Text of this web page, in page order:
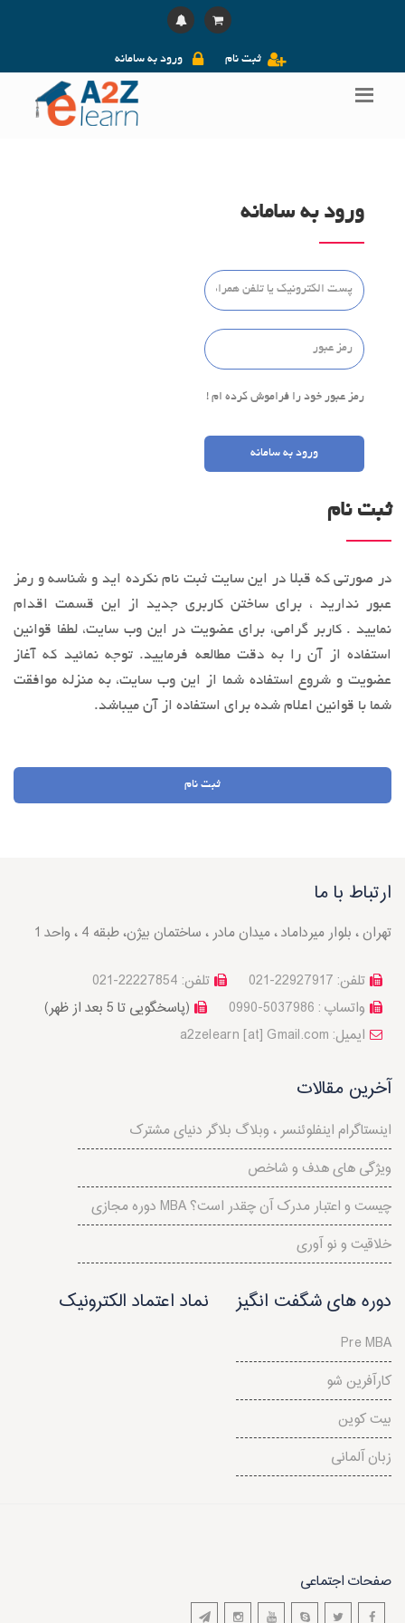
ورود به سامانه ثبت نام
ورود به سامانه
رمز عبور خود را فراموش کرده ام !
ورود به سامانه
ثبت نام
در صورتی که قبلا در این سایت ثبت نام نکرده اید و شناسه و رمز
عبور ندارید ، برای ساختن کاربری جدید از این قسمت اقدام
نمایید . کاربر گرامی، براي عضویت در این وب‌ سایت، لطفا قوانین
استفاده از آن را به‌ دقت مطالعه فرماييد. توجه نمائید كه آغاز
عضويت و شروع استفاده شما از این وب‌ سایت، به منزله موافقت
شما با قوانین اعلام ‌شده برای استفاده از آن میباشد.
ثبت نام
ارتباط با ما
تهران ، بلوار میرداماد ، میدان مادر ، ساختمان بیژن، طبقه 4 ، واحد 1
تلفن: 22227854-021
تلفن: 22927917-021
(پاسخگویی تا 5 بعد از ظهر)
واتساپ : 5037986-0990
a2zelearn [at] Gmail.com :ایمیل
آخرین مقالات
اینستاگرام اینفلوئنسر ، وبلاگ بلاگر دنیای مشترک
ویژگی های هدف و شاخص
دوره مجازی MBA چیست و اعتبار مدرک آن چقدر است؟
خلاقیت و نو آوری
دوره های شگفت انگیز
Pre MBA
کارآفرین شو
بیت کوین
زبان آلمانی
نماد اعتماد الکترونیک
صفحات اجتماعی